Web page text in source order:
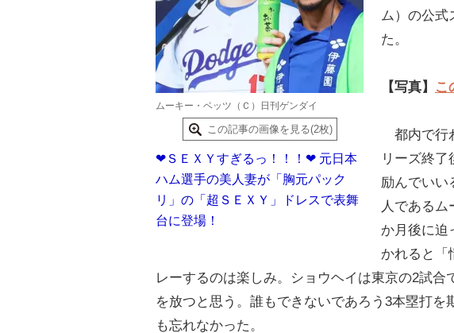
ムーキー・ベッツ（Ｃ）日刊ゲンダイ
この記事の画像を見る(2枚)
❤ＳＥＸＹすぎるっ！！！❤ 元日本
ハム選手の美人妻が「胸元パック
リ」の「超ＳＥＸＹ」ドレスで表舞
台に登場！
ム）の公式
た。
【写真】 こ
都内で行
リーズ終
励んでいい
人であるム
か月後に迫
かれると「
レーするのは楽しみ。ショウヘイは東京の2試合
を放つと思う。誰もできないであろう3本塁打を
も忘れなかった。